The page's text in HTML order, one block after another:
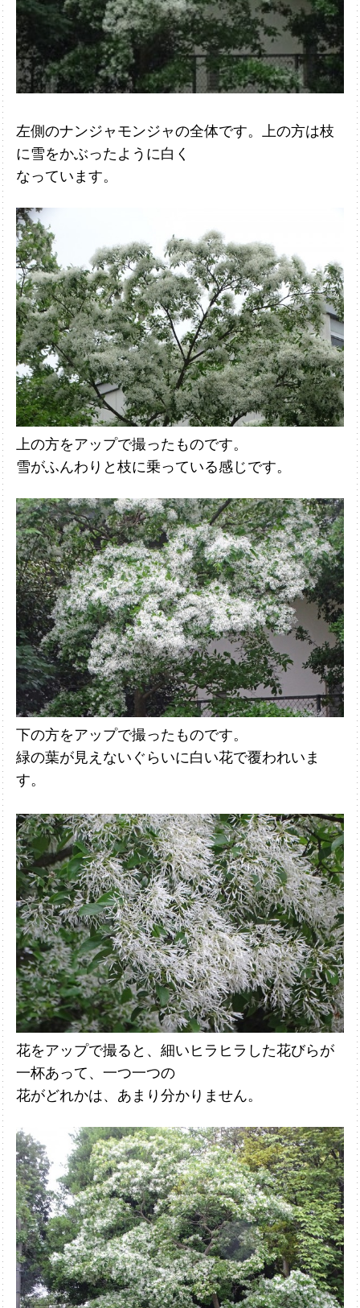
左側のナンジャモンジャの全体です。上の方は枝
に雪をかぶったように白く
なっています。
上の方をアップで撮ったものです。
雪がふんわりと枝に乗っている感じです。
下の方をアップで撮ったものです。
緑の葉が見えないぐらいに白い花で覆われいま
す。
花をアップで撮ると、細いヒラヒラした花びらが
一杯あって、一つ一つの
花がどれかは、あまり分かりません。